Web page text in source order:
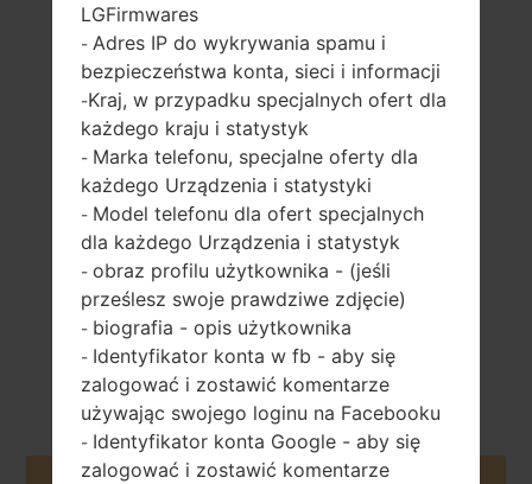
86 gramów (3.03
uncji)
wymienny Li-Ion
900 mAh
Unknown
Sierpień, 2010
LGFirmwares
- Adres IP do wykrywania spamu i
bezpieczeństwa konta, sieci i informacji
-Kraj, w przypadku specjalnych ofert dla
każdego kraju i statystyk
- Marka telefonu, specjalne oferty dla
każdego Urządzenia i statystyki
- Model telefonu dla ofert specjalnych
dla każdego Urządzenia i statystyk
- obraz profilu użytkownika - (jeśli
prześlesz swoje prawdziwe zdjęcie)
- biografia - opis użytkownika
- Identyfikator konta w fb - aby się
zalogować i zostawić komentarze
używając swojego loginu na Facebooku
- Identyfikator konta Google - aby się
zalogować i zostawić komentarze